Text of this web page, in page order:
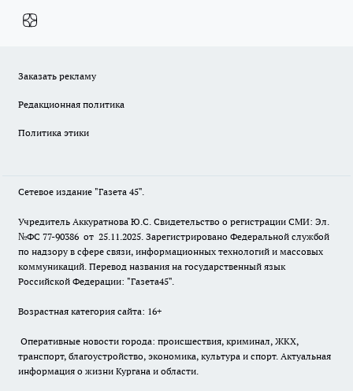
Заказать рекламу
Редакционная политика
Политика этики
Сетевое издание "Газета 45".
Учредитель Аккуратнова Ю.С. Свидетельство о регистрации СМИ: Эл.
№ФС 77-90386 от 25.11.2025. Зарегистрировано Федеральной службой
по надзору в сфере связи, информационных технологий и массовых
коммуникаций. Перевод названия на государственный язык
Российской Федерации: "Газета45".
Возрастная категория сайта: 16+
Оперативные новости города: происшествия, криминал, ЖКХ,
транспорт, благоустройство, экономика, культура и спорт. Актуальная
информация о жизни Кургана и области.